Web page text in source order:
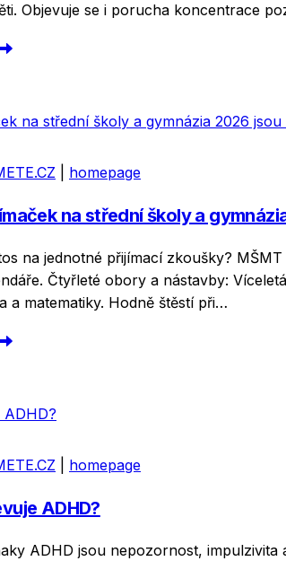
Objevuje se i porucha koncentrace
homepage
na střední školy a
na jednotné přijímací zkoušky?
Čtyřleté obory a nástavby:
a matematiky. Hodně štěstí při…
homepage
ADHD?
ADHD jsou nepozornost,